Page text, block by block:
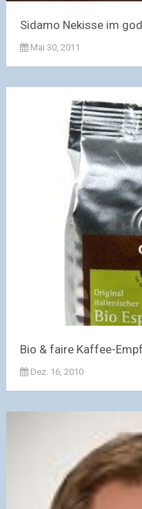
Sidamo Nekisse im
Mai 30, 2011
Bio & faire Kaffee-
Dez. 16, 2010